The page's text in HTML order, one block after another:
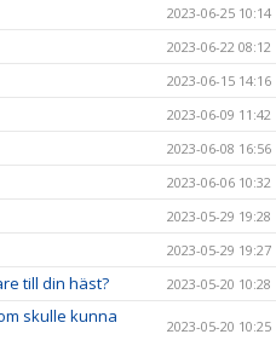
2023-06-25 10:14
2023-06-22 08:12
2023-06-15 14:16
2023-06-09 11:42
2023-06-08 16:56
2023-06-06 10:32
2023-05-29 19:28
2023-05-29 19:27
till din häst? 2023-05-20 10:28
skulle kunna
2023-05-20 10:25